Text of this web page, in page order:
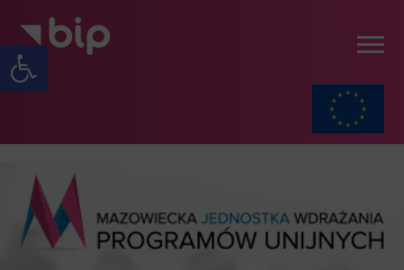
Open toolbar